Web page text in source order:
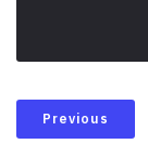
Previous